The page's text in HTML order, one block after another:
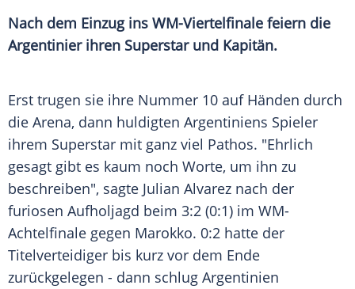
Nach dem Einzug ins WM-Viertelfinale feiern die
Argentinier ihren Superstar und Kapitän.
Erst trugen sie ihre Nummer 10 auf Händen durch
die Arena, dann huldigten Argentiniens Spieler
ihrem Superstar mit ganz viel Pathos. "Ehrlich
gesagt gibt es kaum noch Worte, um ihn zu
beschreiben", sagte Julian Alvarez nach der
furiosen Aufholjagd beim 3:2 (0:1) im WM-
Achtelfinale gegen Marokko. 0:2 hatte der
Titelverteidiger bis kurz vor dem Ende
zurückgelegen - dann schlug Argentinien